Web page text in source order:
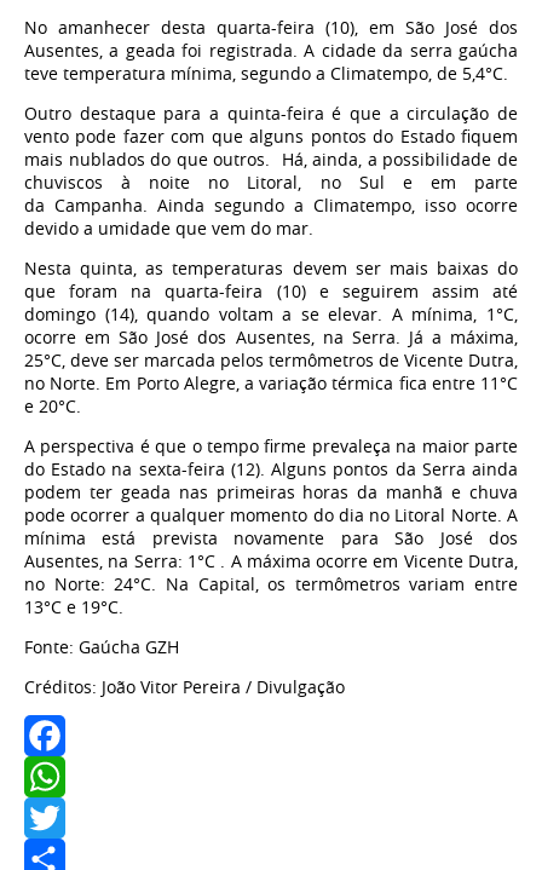
No amanhecer desta quarta-feira (10), em São José dos
Ausentes, a geada foi registrada. A cidade da serra gaúcha
teve temperatura mínima, segundo a Climatempo, de 5,4°C.
Outro destaque para a quinta-feira é que a circulação de
vento pode fazer com que alguns pontos do Estado fiquem
mais nublados do que outros. Há, ainda, a possibilidade de
chuviscos à noite no Litoral, no Sul e em parte
da Campanha. Ainda segundo a Climatempo, isso ocorre
devido a umidade que vem do mar.
Nesta quinta, as temperaturas devem ser mais baixas do
que foram na quarta-feira (10) e seguirem assim até
domingo (14), quando voltam a se elevar. A mínima, 1°C,
ocorre em São José dos Ausentes, na Serra. Já a máxima,
25°C, deve ser marcada pelos termômetros de Vicente Dutra,
no Norte. Em Porto Alegre, a variação térmica fica entre 11°C
e 20°C.
A perspectiva é que o tempo firme prevaleça na maior parte
do Estado na sexta-feira (12). Alguns pontos da Serra ainda
podem ter geada nas primeiras horas da manhã e chuva
pode ocorrer a qualquer momento do dia no Litoral Norte. A
mínima está prevista novamente para São José dos
Ausentes, na Serra: 1°C . A máxima ocorre em Vicente Dutra,
no Norte: 24°C. Na Capital, os termômetros variam entre
13°C e 19°C.
Fonte: Gaúcha GZH
Créditos: João Vitor Pereira / Divulgação
Facebook
WhatsApp
Twitter